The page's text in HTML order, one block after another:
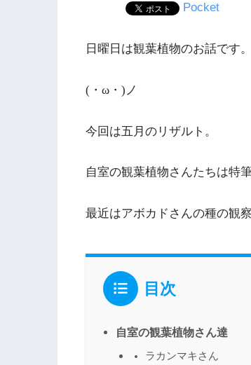
Pocket
日曜日は観葉植物のお話です。
(・ω・)ノ
今回は五月のリザルト。
自室の観葉植物さんたちは特
最近はアボカドさんの種の観
目次
自室の観葉植物さん達
ラカンマキさん